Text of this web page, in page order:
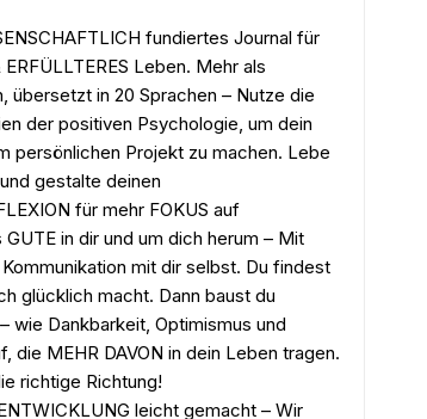
fundiertes Journal für
Leben. Mehr als
übersetzt in 20 Sprachen – Nutze die
der positiven Psychologie, um dein
persönlichen Projekt zu machen. Lebe
gestalte deinen
für mehr FOKUS auf
GUTE in dir und um dich herum – Mit
mit dir selbst. Du findest
glücklich macht. Dann baust du
wie Dankbarkeit, Optimismus und
die MEHR DAVON in dein Leben tragen.
richtige Richtung!
leicht gemacht – Wir